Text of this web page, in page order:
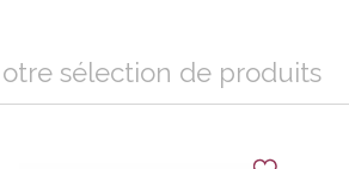
sélection de produits